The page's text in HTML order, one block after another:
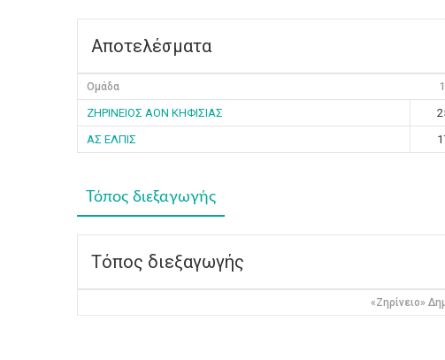
Αποτελέσματα
Ομάδα 1
ΖΗΡΙΝΕΙΟΣ ΑΟΝ ΚΗΦΙΣΙΑΣ
ΑΣ ΕΛΠΙΣ
Τόπος διεξαγωγής
Τόπος διεξαγωγής
«Ζηρίνειο»